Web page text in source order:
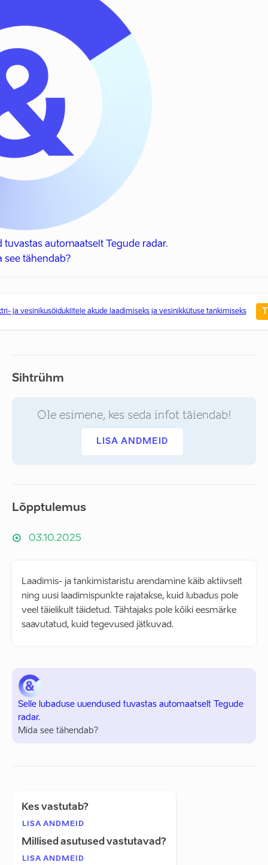
automaatselt Tegude radar.
see tähendab?
ja vesinikusõidukiltele akude laadimiseks ja vesinikkütuse tankimiseks
Sihtrühm
Ole esimene, kes seda infot täiendab!
LISA ANDMEID
Lõpptulemus
03.10.2025
Laadimis- ja tankimistaristu arendamine käib aktiivselt
ning uusi laadimispunkte rajatakse, kuid lubadus pole
veel täielikult täidetud. Tähtajaks pole kõiki eesmärke
saavutatud, kuid tegevused jätkuvad.
Selle lubaduse uuendused tuvastas automaatselt Tegude
radar.
Mida see tähendab?
Kes vastutab?
LISA ANDMEID
Millised asutused vastutavad?
LISA ANDMEID